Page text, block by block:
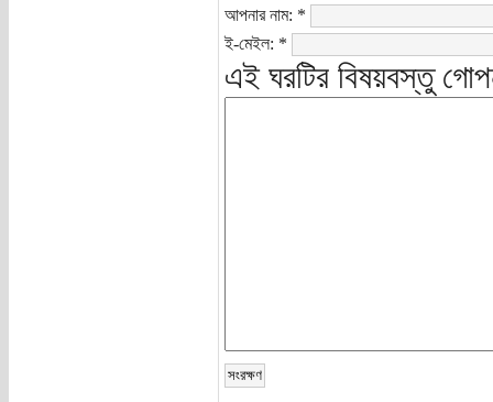
আপনার নাম: *
ই-মেইল: *
এই ঘরটির বিষয়বস্তু